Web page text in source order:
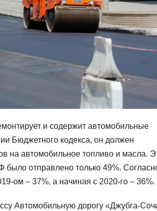
и содержит автомобильные
Бюджетного кодекса, он должен
на автомобильное топливо и масла.
отправлено только 49%.
ом – 37%, а начиная с 2020-го – 36%.
Автомобильную дорогу «Джубга-